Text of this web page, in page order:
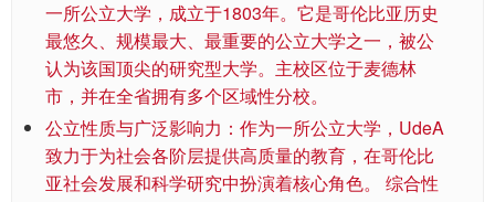
一所公立大学，成立于1803年。它是哥伦比亚历史
最悠久、规模最大、最重要的公立大学之一，被公
认为该国顶尖的研究型大学。主校区位于麦德林
市，并在全省拥有多个区域性分校。
公立性质与广泛影响力：作为一所公立大学，UdeA
致力于为社会各阶层提供高质量的教育，在哥伦比
亚社会发展和科学研究中扮演着核心角色。 综合性